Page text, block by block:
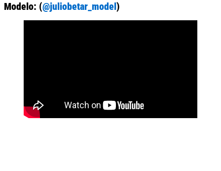
Modelo: (@juliobetar_model)